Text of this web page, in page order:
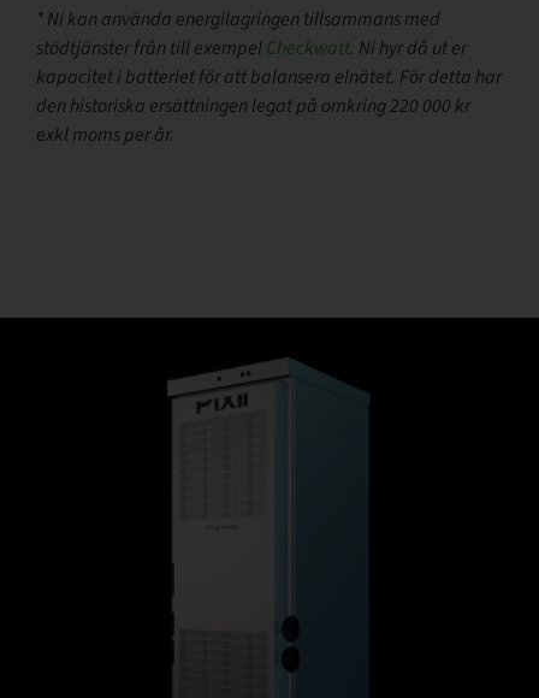
* Ni kan använda energilagringen tillsammans med
stödtjänster från till exempelCheckwatt. Ni hyr då ut er
kapacitet i batteriet för att balansera elnätet. För detta har
den historiska ersättningen legat på omkring 220 000 kr
exkl moms per år.